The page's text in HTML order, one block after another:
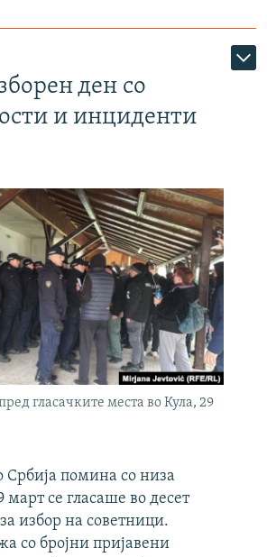
ден со
и инциденти
гласачките места во Кула, 29
Србија помина со низа
се гласаше во десет
избор на советници.
со бројни пријавени